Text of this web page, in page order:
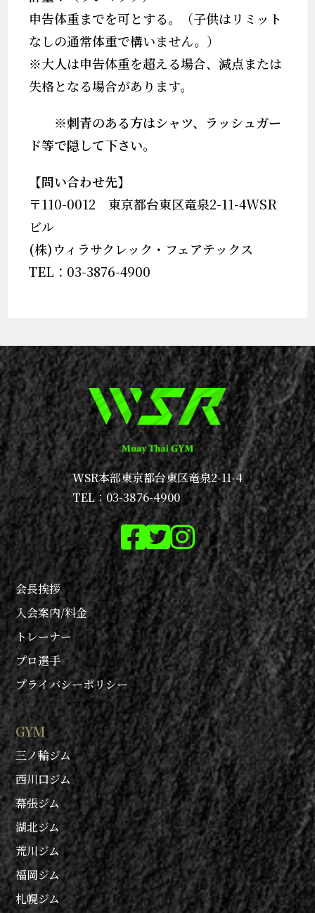
申告体重までを可とする。（子供はリミット
なしの通常体重で構いません。）
※大人は申告体重を超える場合、減点または
失格となる場合があります。
※刺青のある方はシャツ、ラッシュガー
ド等で隠して下さい。
【問い合わせ先】
〒110-0012 東京都台東区竜泉2-11-4WSR
ビル
(株)ウィラサクレック・フェアテックス
TEL：03-3876-4900
WSR本部東京都台東区竜泉2-11-4
TEL：03-3876-4900
会長挨拶
入会案内/料金
トレーナー
プロ選手
プライバシーポリシー
GYM
三ノ輪ジム
西川口ジム
幕張ジム
湖北ジム
荒川ジム
福岡ジム
札幌ジム